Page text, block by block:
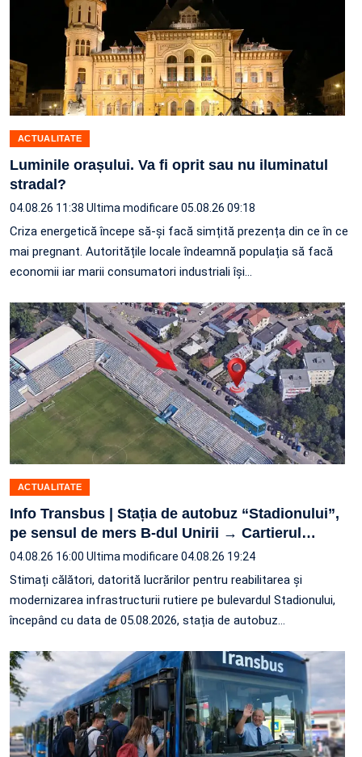
ACTUALITATE
Luminile orașului. Va fi oprit sau nu iluminatul
stradal?
04.08.26 11:38 Ultima modificare 05.08.26 09:18
Criza energetică începe să-și facă simțită prezența din ce în ce
mai pregnant. Autoritățile locale îndeamnă populația să facă
economii iar marii consumatori industriali își…
ACTUALITATE
Info Transbus | Stația de autobuz “Stadionului”,
pe sensul de mers B-dul Unirii → Cartierul…
04.08.26 16:00 Ultima modificare 04.08.26 19:24
Stimați călători, datorită lucrărilor pentru reabilitarea și
modernizarea infrastructurii rutiere pe bulevardul Stadionului,
începând cu data de 05.08.2026, stația de autobuz…